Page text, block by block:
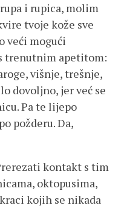
i rupica, molim
tvoje kože sve
veći mogući
trenutnim apetitom:
višnje, trešnje,
dovoljno, jer već se
Pa te lijepo
požderu. Da,
kontakt s tim
oktopusima,
kojih se nikada